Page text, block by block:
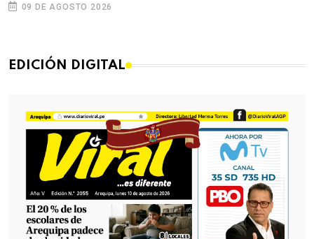
09 DE AGOSTO 2026
EDICIÓN DIGITAL